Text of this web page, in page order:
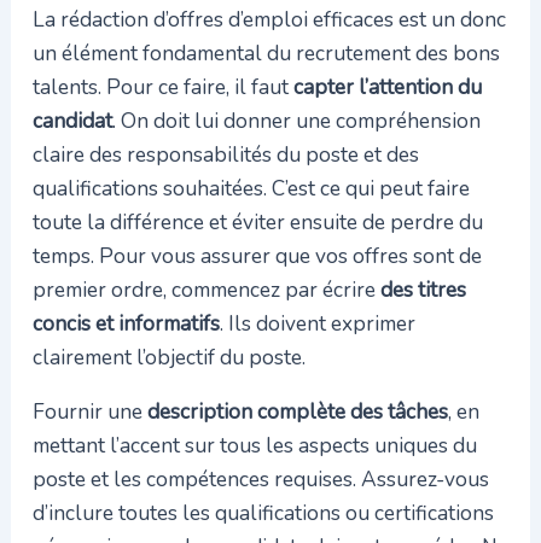
La rédaction d’offres d’emploi efficaces est un donc
un élément fondamental du recrutement des bons
talents. Pour ce faire, il fautcapter l’attention du
candidat. On doit lui donner une compréhension
claire des responsabilités du poste et des
qualifications souhaitées. C’est ce qui peut faire
toute la différence et éviter ensuite de perdre du
temps. Pour vous assurer que vos offres sont de
premier ordre, commencez par écriredes titres
concis et informatifs. Ils doivent exprimer
clairement l’objectif du poste.
Fournir unedescription complète des tâches, en
mettant l’accent sur tous les aspects uniques du
poste et les compétences requises. Assurez-vous
d’inclure toutes les qualifications ou certifications